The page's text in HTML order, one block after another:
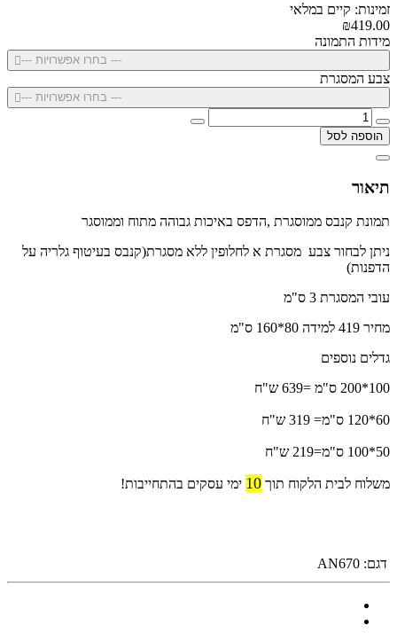
זמינות: קיים במלאי
₪419.00
מידות התמונה
--- בחרו אפשרויות ---
צבע המסגרת
--- בחרו אפשרויות ---
הוספה לסל
תיאור
תמונת קנבס ממוסגרת ,הדפס באיכות גבוהה מתוח וממוסגר
ניתן לבחור צבע מסגרת א לחלופין ללא מסגרת(קנבס בעיטוף גלריה על
הדפנות)
עובי המסגרת 3 ס"מ
מחיר 419 למידה 80*160 ס"מ
גדלים נוספים
100*200 ס"מ =639 ש"ח
60*120 ס"מ= 319 ש"ח
50*100 ס"מ=219 ש"ח
משלוח לבית הלקוח תוך 10 ימי עסקים בהתחייבות!
דגם: AN670